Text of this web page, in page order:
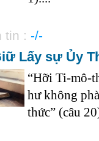
tin : -/-
Lấy sự Ủy
“Hỡi Ti-mô-
hư không
thức” (câu